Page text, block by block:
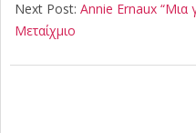
Next Post: Annie Ernaux “Μια
Μεταίχμιο